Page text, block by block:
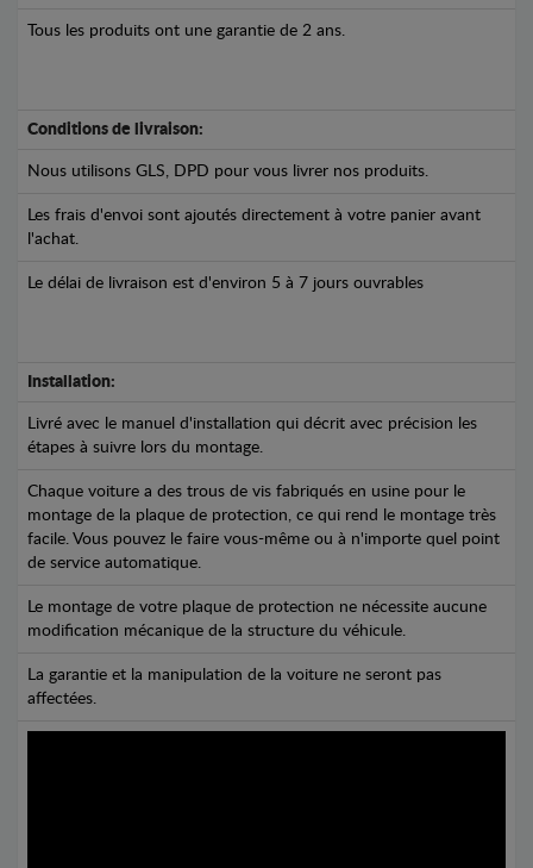
Tous les produits ont une garantie de 2 ans.
Conditions de livraison:
Nous utilisons GLS, DPD pour vous livrer nos produits.
Les frais d'envoi sont ajoutés directement à votre panier avant
l'achat.
Le délai de livraison est d'environ 5 à 7 jours ouvrables
Installation:
Livré avec le manuel d'installation qui décrit avec précision les
étapes à suivre lors du montage.
Chaque voiture a des trous de vis fabriqués en usine pour le
montage de la plaque de protection, ce qui rend le montage très
facile. Vous pouvez le faire vous-même ou à n'importe quel point
de service automatique.
Le montage de votre plaque de protection ne nécessite aucune
modification mécanique de la structure du véhicule.
La garantie et la manipulation de la voiture ne seront pas
affectées.